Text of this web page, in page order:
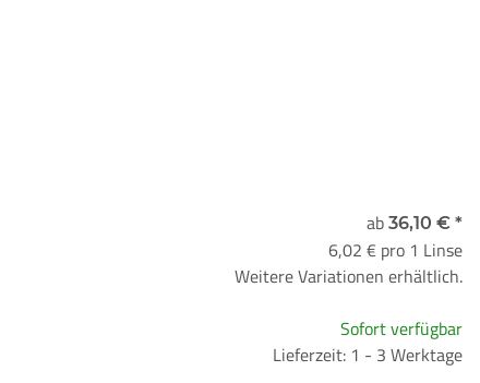
ab 36,10 € *
6,02 € pro 1 Linse
Weitere Variationen erhältlich.
Sofort verfügbar
Lieferzeit: 1 - 3 Werktage